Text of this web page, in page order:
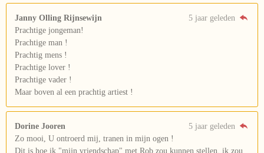
Janny Olling Rijnsewijn
5 jaar geleden
Prachtige jongeman!
Prachtige man !
Prachtig mens !
Prachtige lover !
Prachtige vader !
Maar boven al een prachtig artiest !
Dorine Jooren
5 jaar geleden
Zo mooi, U ontroerd mij, tranen in mijn ogen !
Dit is hoe ik "mijn vriendschap" met Rob zou kunnen stellen, ik zou